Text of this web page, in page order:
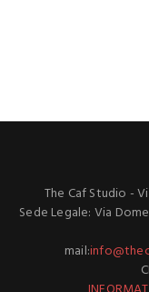
The Caf Studio -
Sede Legale: Via
mail: